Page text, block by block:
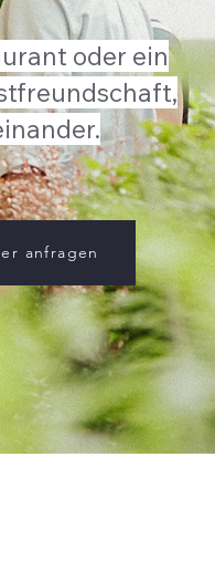
oder ein
anfragen